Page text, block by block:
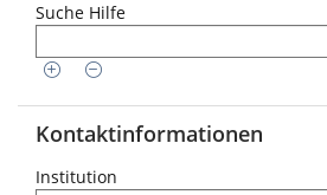
Suche Hilfe
Kontaktinformationen
Institution